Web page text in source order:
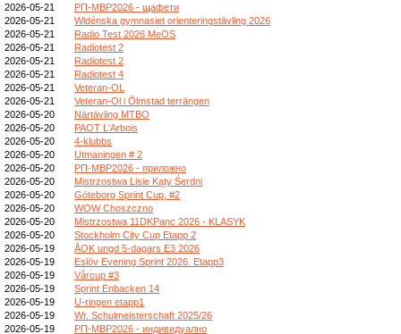
2026-05-21
РП-МВР2026 - щафети
2026-05-21
Widénska gymnasiet orienteringstävling 2026
2026-05-21
Radio Test 2026 MeOS
2026-05-21
Radiotest 2
2026-05-21
Radiotest 2
2026-05-21
Radiotest 4
2026-05-21
Veteran-OL
2026-05-21
Veteran-Ol i Ölmstad terrängen
2026-05-20
Närtävling MTBO
2026-05-20
PAOT L'Arbois
2026-05-20
4-klubbs
2026-05-20
Utmaningen # 2
2026-05-20
РП-МВР2026 - приложно
2026-05-20
Mistrzostwa Lisie Kąty Śerdni
2026-05-20
Göteborg Sprint Cup, #2
2026-05-20
WOW Choszczno
2026-05-20
Mistrzostwa 11DKPanc 2026 - KLASYK
2026-05-20
Stockholm City Cup Etapp 2
2026-05-19
ÅOK ungd 5-dagars E3 2026
2026-05-19
Eslöv Evening Sprint 2026. Etapp3
2026-05-19
Vårcup #3
2026-05-19
Sprint Enbacken 14
2026-05-19
U-ringen etapp1
2026-05-19
Wr. Schulmeisterschaft 2025/26
2026-05-19
РП-МВР2026 - индивидуално